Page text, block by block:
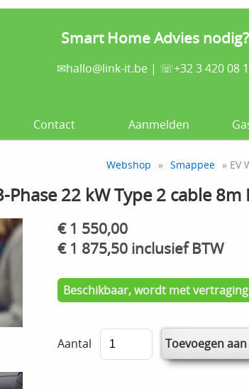
Smart Home Advies nodig?
✉hallo@link-it.be | ☏+32 3 420 08
Contact Aanmelden
Webshop » Smappee » EV
Phase 22 kW Type 2 cable
€ 1 550,00
€ 1 875,50 inclusief BTW
Beschikbaar, wordt met
Aantal